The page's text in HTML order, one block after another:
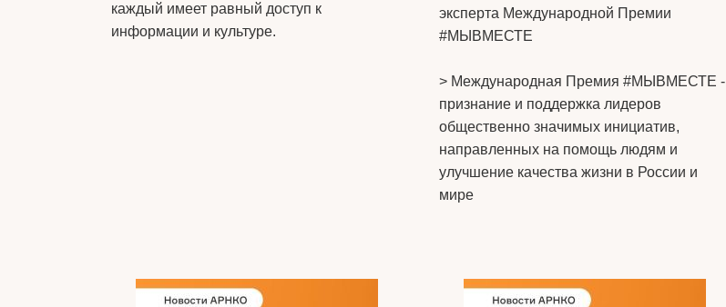
каждый имеет равный доступ к
информации и культуре.
эксперта Международной Премии
#МЫВМЕСТЕ
> Международная Премия #МЫВМЕСТЕ -
признание и поддержка лидеров
общественно значимых инициатив,
направленных на помощь людям и
улучшение качества жизни в России и
мире